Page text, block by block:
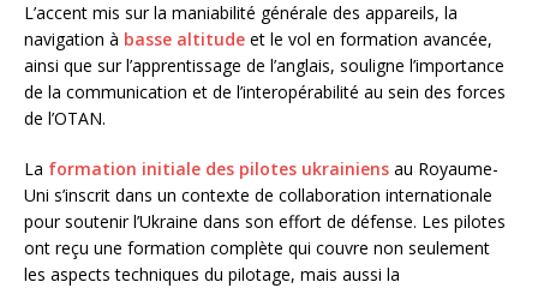
L’accent mis sur la maniabilité générale des appareils, la
navigation à basse altitude et le vol en formation avancée,
ainsi que sur l’apprentissage de l’anglais, souligne l’importance
de la communication et de l’interopérabilité au sein des forces
de l’OTAN.
La formation initiale des pilotes ukrainiens au Royaume-
Uni s’inscrit dans un contexte de collaboration internationale
pour soutenir l’Ukraine dans son effort de défense. Les pilotes
ont reçu une formation complète qui couvre non seulement
les aspects techniques du pilotage, mais aussi la